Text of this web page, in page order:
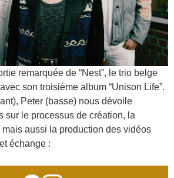
remarquée de “Nest”, le trio belge
son troisième album “Unison Life”.
Peter (basse) nous dévoile
sur le processus de création, la
aussi la production des vidéos
échange :